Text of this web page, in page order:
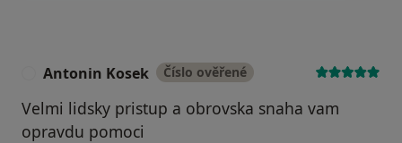
Antonin Kosek Číslo ověřené
Velmi lidsky pristup a obrovska snaha vam
opravdu pomoci